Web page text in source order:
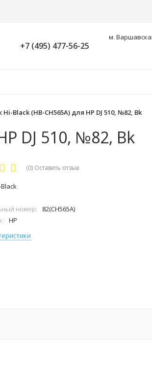
+7 (495) 477-56-25
м.
Black (HB-CH565A) для HP DJ 510, №82, Bk
DJ 510, №82, Bk
(0) Оставить отзыв
номер:
82(CH565A)
HP